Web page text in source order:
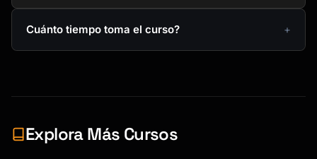
Cuánto tiempo toma el curso?
Explora Más Cursos